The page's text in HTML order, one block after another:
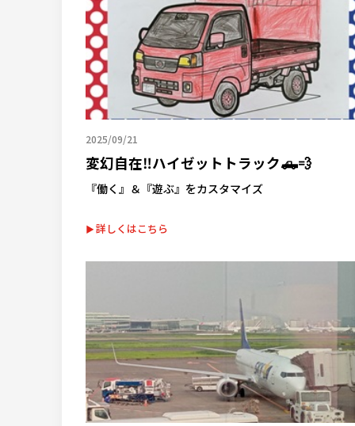
2025/09/21
変幻自在‼️ハイゼットトラック🛻💨
『働く』＆『遊ぶ』をカスタマイズ
詳しくはこちら